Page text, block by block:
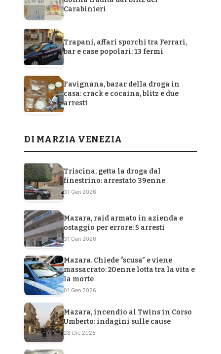
Carabinieri
Trapani, affari sporchi tra Ferrari,
bar e case popolari: 13 fermi
Favignana, bazar della droga in
casa: crack e cocaina, blitz e due
arresti
DI MARZIA VENEZIA
Triscina, getta la droga dal
finestrino: arrestato 39enne
31 Gen 2026
Mazara, raid armato in azienda e
ostaggio per errore: 5 arresti
31 Gen 2026
Mazara. Chiede “scusa” e viene
massacrato: 20enne lotta tra la vita e
la morte
01 Gen 2026
Mazara, incendio al Twins in Corso
Umberto: indagini sulle cause
28 Dic 2025